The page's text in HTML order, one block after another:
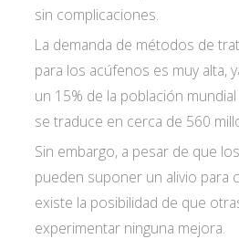
sin complicaciones.
La demanda de métodos de
para los acúfenos es muy alta,
un 15% de la población
se traduce en cerca de 560
Sin embargo, a pesar de que
pueden suponer un alivio para
existe la posibilidad de que
experimentar ninguna mejora.